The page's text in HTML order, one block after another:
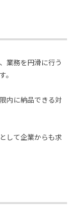
業務を円滑に行う
。
内に納品できる対
として企業からも求